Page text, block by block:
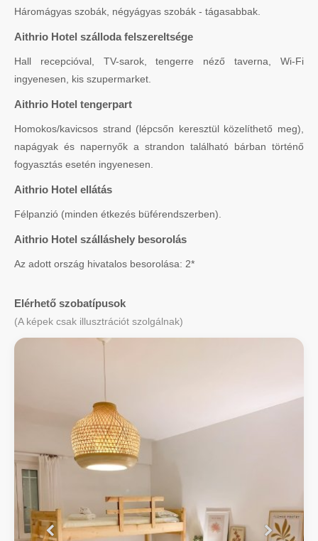
Háromágyas szobák, négyágyas szobák - tágasabbak.
Aithrio Hotel szálloda felszereltsége
Hall recepcióval, TV-sarok, tengerre néző taverna, Wi-Fi
ingyenesen, kis szupermarket.
Aithrio Hotel tengerpart
Homokos/kavicsos strand (lépcsőn keresztül közelíthető meg),
napágyak és napernyők a strandon található bárban történő
fogyasztás esetén ingyenesen.
Aithrio Hotel ellátás
Félpanzió (minden étkezés büférendszerben).
Aithrio Hotel szálláshely besorolás
Az adott ország hivatalos besorolása: 2*
Elérhető szobatípusok
(A képek csak illusztrációt szolgálnak)